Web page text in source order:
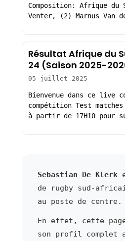
Composition: Afrique du
Venter, (2) Marnus Van
Résultat Afrique du
24 (Saison 2025-
05 juillet 2025
Bienvenue dans ce live
compétition Test
à partir de 17H10 pour
Sebastian De Klerk
de rugby sud-
au poste de centre.
En effet, cette
son profil complet